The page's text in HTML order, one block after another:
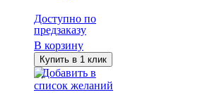
Доступно по
предзаказу
В корзину
Купить в 1 клик
Добавить в
список желаний